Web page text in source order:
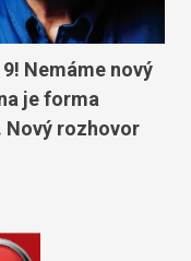
Nemáme nový
je forma
Nový rozhovor